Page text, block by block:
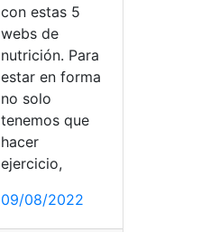
con estas 5
webs de
nutrición. Para
estar en forma
no solo
tenemos que
hacer
ejercicio,
09/08/2022